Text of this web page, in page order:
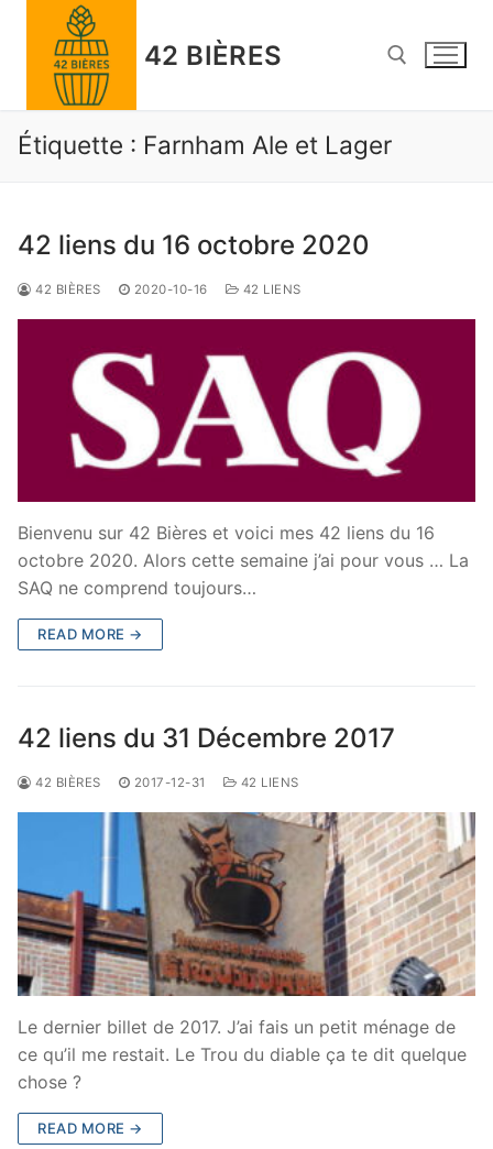
content
42 BIÈRES
Search for:
Étiquette : Farnham Ale et Lager
42 liens du 16 octobre 2020
42 BIÈRES 2020-10-16 42 LIENS
Bienvenu sur 42 Bières et voici mes 42 liens du 16
octobre 2020. Alors cette semaine j’ai pour vous … La
SAQ ne comprend toujours…
READ MORE →
42 liens du 31 Décembre 2017
42 BIÈRES 2017-12-31 42 LIENS
Le dernier billet de 2017. J’ai fais un petit ménage de
ce qu’il me restait. Le Trou du diable ça te dit quelque
chose ?
READ MORE →